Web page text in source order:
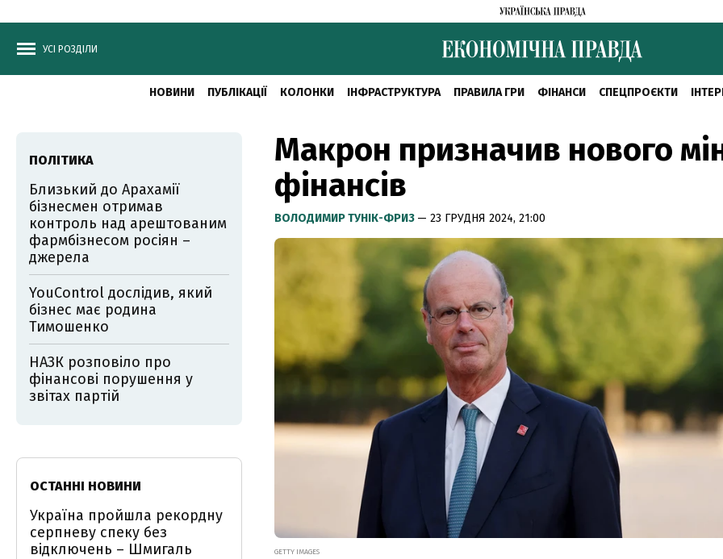
УСІ РОЗДІЛИ
НОВИНИ ПУБЛІКАЦІЇ КОЛОНКИ ІНФРАСТРУКТУРА ПРАВИЛА ГРИ ФІНАНСИ СПЕЦПРОЄКТИ
Макрон призначив нового
фінансів
ВОЛОДИМИР ТУНІК-ФРИЗ — 23 ГРУДНЯ 2024, 21:00
GETTY IMAGES
ПОЛІТИКА
Близький до Арахамії
бізнесмен отримав
контроль над арештованим
фармбізнесом росіян –
джерела
YouControl дослідив, який
бізнес має родина
Тимошенко
НАЗК розповіло про
фінансові порушення у
звітах партій
ОСТАННІ НОВИНИ
Україна пройшла рекордну
серпневу спеку без
відключень – Шмигаль